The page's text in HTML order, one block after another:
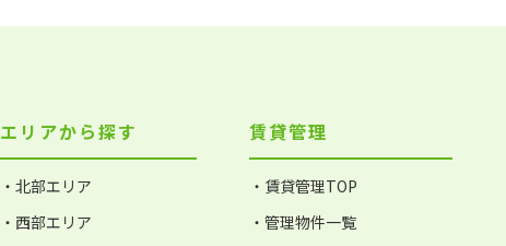
エリアから探す
・北部エリア
・西部エリア
賃貸管理
・賃貸管理TOP
・管理物件一覧